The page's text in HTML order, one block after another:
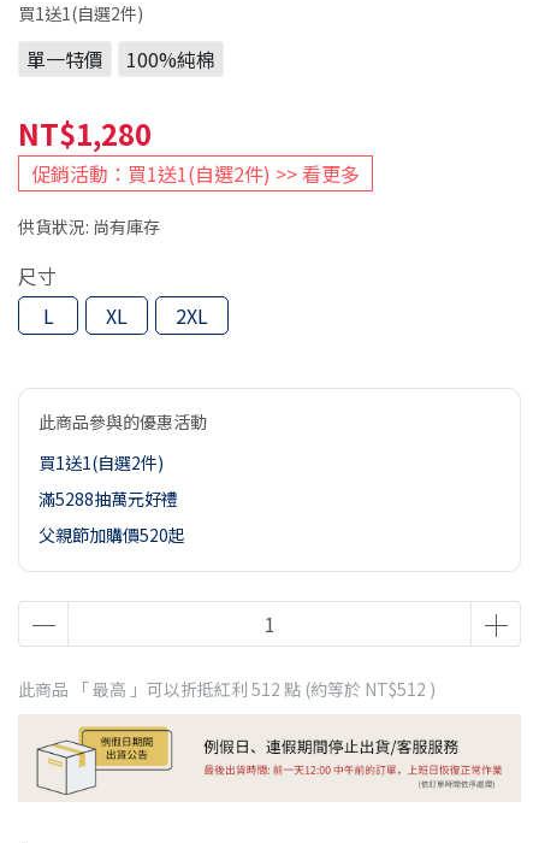
買1送1(自選2件)
單一特價 100%純棉
NT$1,280
促銷活動：買1送1(自選2件) >> 看更多
供貨狀況: 尚有庫存
尺寸
L
XL 2XL
此商品參與的優惠活動
買1送1(自選2件)
滿5288抽萬元好禮
父親節加購價520起
此商品 「 最高 」可以折抵紅利 512 點 (約等於 NT$512 )